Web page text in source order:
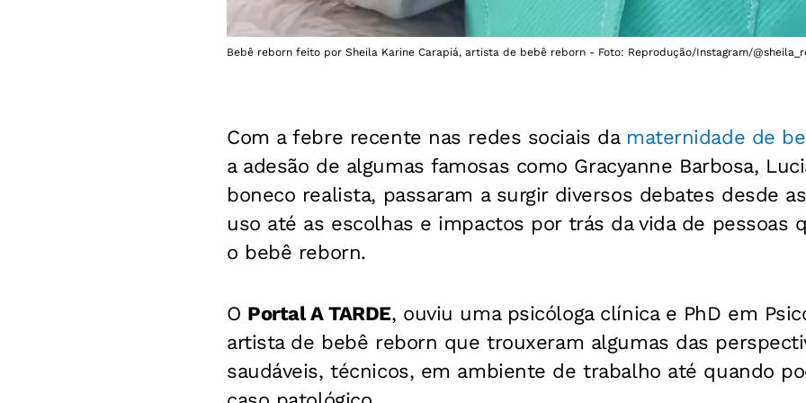
Bebê reborn feito por Sheila Karine Carapiá, artista de bebê reborn - Foto: Reprodução/Instagram/
Com a febre recente nas redes sociais da maternidade de
a adesão de algumas famosas como Gracyanne Barbosa,
boneco realista, passaram a surgir diversos debates desde
uso até as escolhas e impactos por trás da vida de pessoas
o bebê reborn.
O Portal A TARDE, ouviu uma psicóloga clínica e PhD em
artista de bebê reborn que trouxeram algumas das
saudáveis, técnicos, em ambiente de trabalho até quando